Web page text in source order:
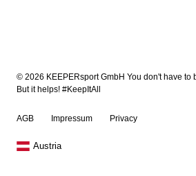
© 2026 KEEPERsport GmbH You don't have to
But it helps! #KeepItAll
AGB Impressum Privacy
Austria